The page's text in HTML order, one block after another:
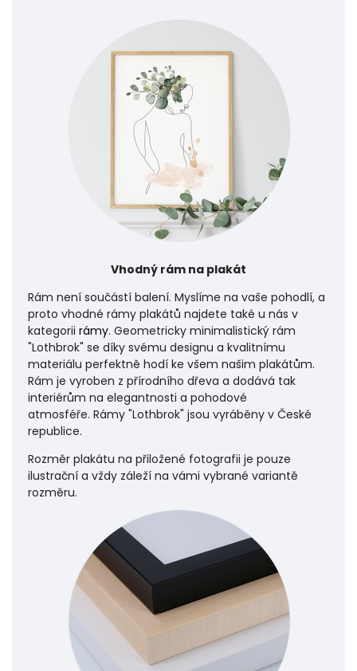
Vhodný rám na plakát
Rám není součástí balení. Myslíme na vaše pohodlí, a
proto vhodné rámy plakátů najdete také u nás v
kategorii rámy. Geometricky minimalistický rám
"Lothbrok" se díky svému designu a kvalitnímu
materiálu perfektně hodí ke všem našim plakátům.
Rám je vyroben z přírodního dřeva a dodává tak
interiérům na elegantnosti a pohodové
atmosféře. Rámy "Lothbrok" jsou vyráběny v České
republice.
Rozměr plakátu na přiložené fotografii je pouze
ilustrační a vždy záleží na vámi vybrané variantě
rozměru.